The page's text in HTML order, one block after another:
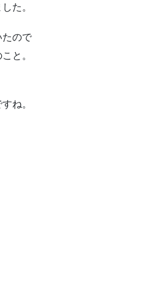
た。
たので
と。
ね。